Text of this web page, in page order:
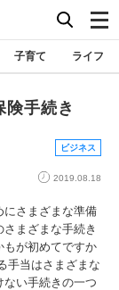
子育て ライフ
険手続き
ビジネス
2019.08.18
にさまざまな準備
まざまな手続き
もが初めてですか
手当はさまざまな
い手続きの一つ